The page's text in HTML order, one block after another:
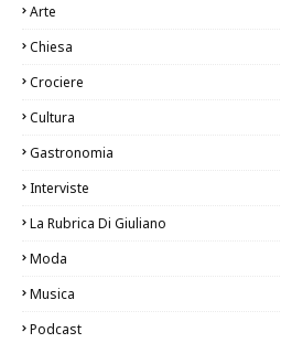
Arte
Chiesa
Crociere
Cultura
Gastronomia
Interviste
La Rubrica Di Giuliano
Moda
Musica
Podcast